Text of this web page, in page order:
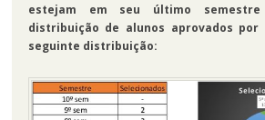
estejam em seu último
distribuição de alunos aprovados por
seguinte distribuição: